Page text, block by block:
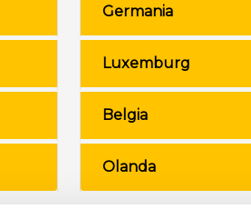
Germania
Luxemburg
Belgia
Olanda